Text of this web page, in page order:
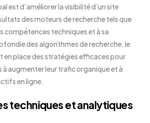
est d’améliorer la visibilité d’un site
des moteurs de recherche tels que
compétences techniques et à sa
des algorithmes de recherche, le
en place des stratégies efficaces pour
à augmenter leur trafic organique et à
en ligne.
techniques et analytiques